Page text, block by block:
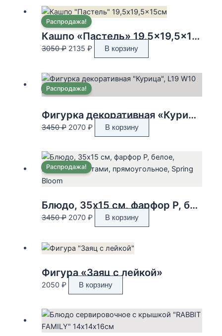
Распродажа!
Кашпо «Пастель» 19,5×19,5×15см
3050₽ Первоначальная
составляла
3050 ₽.
2135 ₽Текущая
цена:
2135 ₽.
В корзину
Распродажа!
Фигурка декоративная «Курица», L19 W10 H28 см
3450₽ Первоначальная
3450 ₽.
2070 ₽Текущая
цена:
В корзину
Распродажа!
Блюдо, 35х15 см, фарфор P, белое, Корзина с цветами, прямоугольное, Spring Bloom
3450₽ Первоначальная
составляла
3450 ₽.
2070 ₽Текущая
цена:
2070 ₽.
В корзину
Фигура «Заяц с лейкой»
2050 ₽ В корзину